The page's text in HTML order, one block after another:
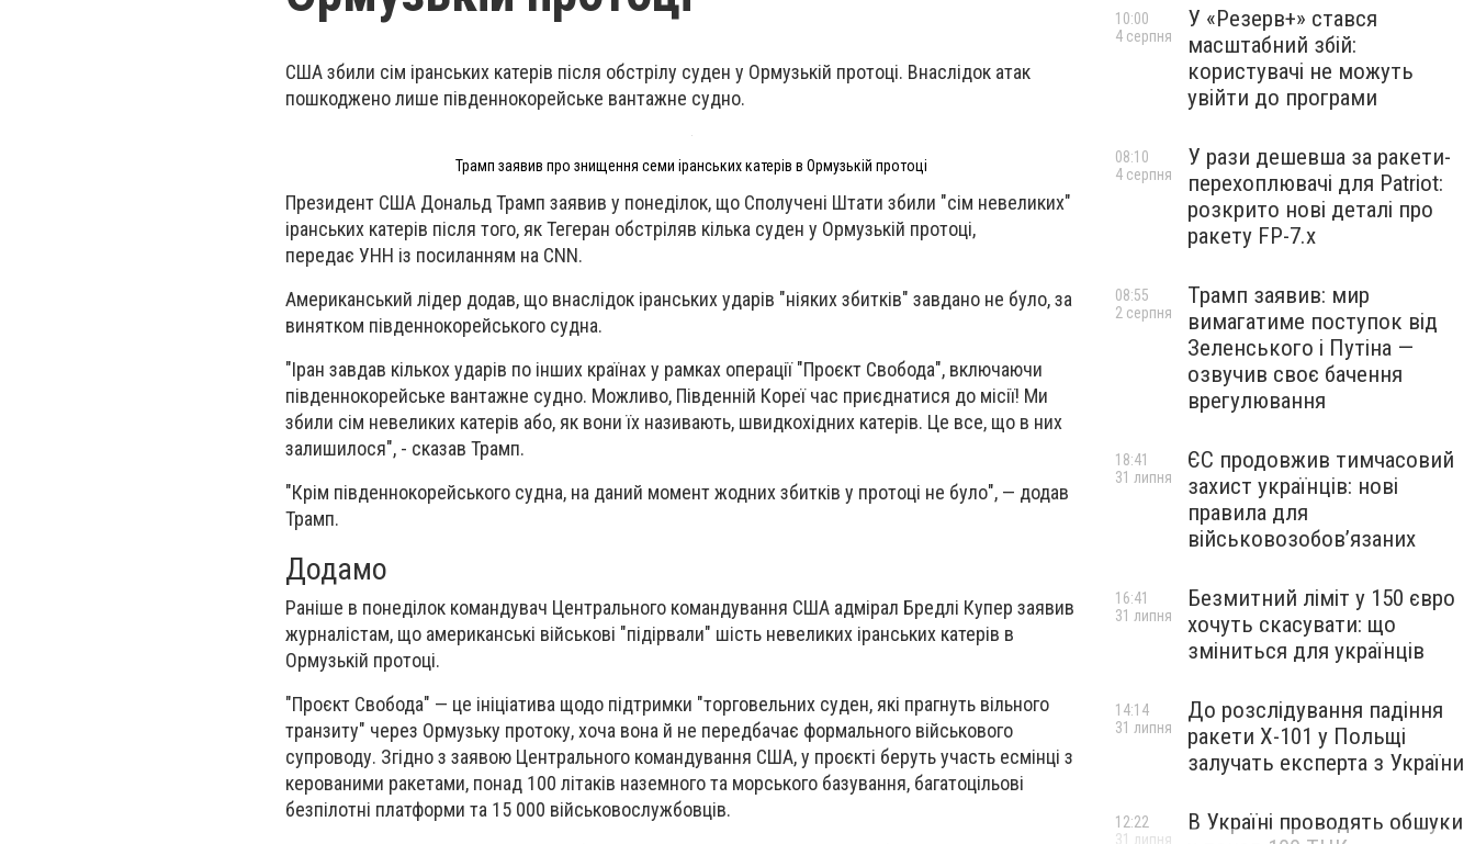
США збили сім іранських катерів після обстрілу суден у Ормузькій протоці. Внаслідок атак
пошкоджено лише південнокорейське вантажне судно.
Трамп заявив про знищення семи іранських катерів в Ормузькій протоці
Президент США Дональд Трамп заявив у понеділок, що Сполучені Штати збили "сім невеликих"
іранських катерів після того, як Тегеран обстріляв кілька суден у Ормузькій протоці,
передає УНН із посиланням на CNN.
Американський лідер додав, що внаслідок іранських ударів "ніяких збитків" завдано не було, за
винятком південнокорейського судна.
"Іран завдав кількох ударів по інших країнах у рамках операції "Проєкт Свобода", включаючи
південнокорейське вантажне судно. Можливо, Південній Кореї час приєднатися до місії! Ми
збили сім невеликих катерів або, як вони їх називають, швидкохідних катерів. Це все, що в них
залишилося", - сказав Трамп.
"Крім південнокорейського судна, на даний момент жодних збитків у протоці не було", — додав
Трамп.
Додамо
Раніше в понеділок командувач Центрального командування США адмірал Бредлі Купер заявив
журналістам, що американські військові "підірвали" шість невеликих іранських катерів в
Ормузькій протоці.
"Проєкт Свобода" — це ініціатива щодо підтримки "торговельних суден, які прагнуть вільного
транзиту" через Ормузьку протоку, хоча вона й не передбачає формального військового
супроводу. Згідно з заявою Центрального командування США, у проєкті беруть участь есмінці з
керованими ракетами, понад 100 літаків наземного та морського базування, багатоцільові
безпілотні платформи та 15 000 військовослужбовців.
У «Резерв+» стався
масштабний збій:
користувачі не можуть
увійти до програми
10:00
4 серпня
У рази дешевша за ракети-
перехоплювачі для Patriot:
розкрито нові деталі про
ракету FP-7.x
08:10
4 серпня
Трамп заявив: мир
вимагатиме поступок від
Зеленського і Путіна —
озвучив своє бачення
врегулювання
08:55
2 серпня
ЄС продовжив тимчасовий
захист українців: нові
правила для
військовозобов’язаних
18:41
31 липня
Безмитний ліміт у 150 євро
хочуть скасувати: що
зміниться для українців
16:41
31 липня
До розслідування падіння
ракети Х-101 у Польщі
залучать експерта з України
14:14
31 липня
В Україні проводять обшуки
12:22
31 липня